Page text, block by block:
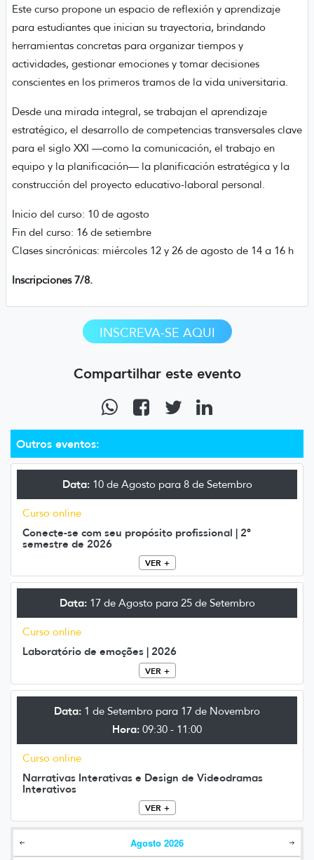
Outros eventos:
Data:10 de Agosto para 8 de Setembro
Curso online
Conecte-se com seu propósito profissional | 2º
semestre de 2026
VER +
Data:17 de Agosto para 25 de Setembro
Curso online
Laboratório de emoções | 2026
VER +
Data: 1 de Setembro para 17 de Novembro
Hora: 09:30 - 11:00
Curso online
Narrativas Interativas e Design de Videodramas
Interativos
VER +
Agosto 2026
Este curso propone un espacio de reflexión y aprendizaje
para estudiantes que inician su trayectoria, brindando
herramientas concretas para organizar tiempos y
actividades, gestionar emociones y tomar decisiones
conscientes en los primeros tramos de la vida universitaria.
Desde una mirada integral, se trabajan el aprendizaje
estratégico, el desarrollo de competencias transversales clave
para el siglo XXI —como la comunicación, el trabajo en
equipo y la planificación— la planificación estratégica y la
construcción del proyecto educativo-laboral personal.
Inicio del curso: 10 de agosto
Fin del curso: 16 de setiembre
Clases sincrónicas: miércoles 12 y 26 de agosto de 14 a 16 h
Inscripciones 7/8.
INSCREVA-SE AQUI
Compartilhar este evento